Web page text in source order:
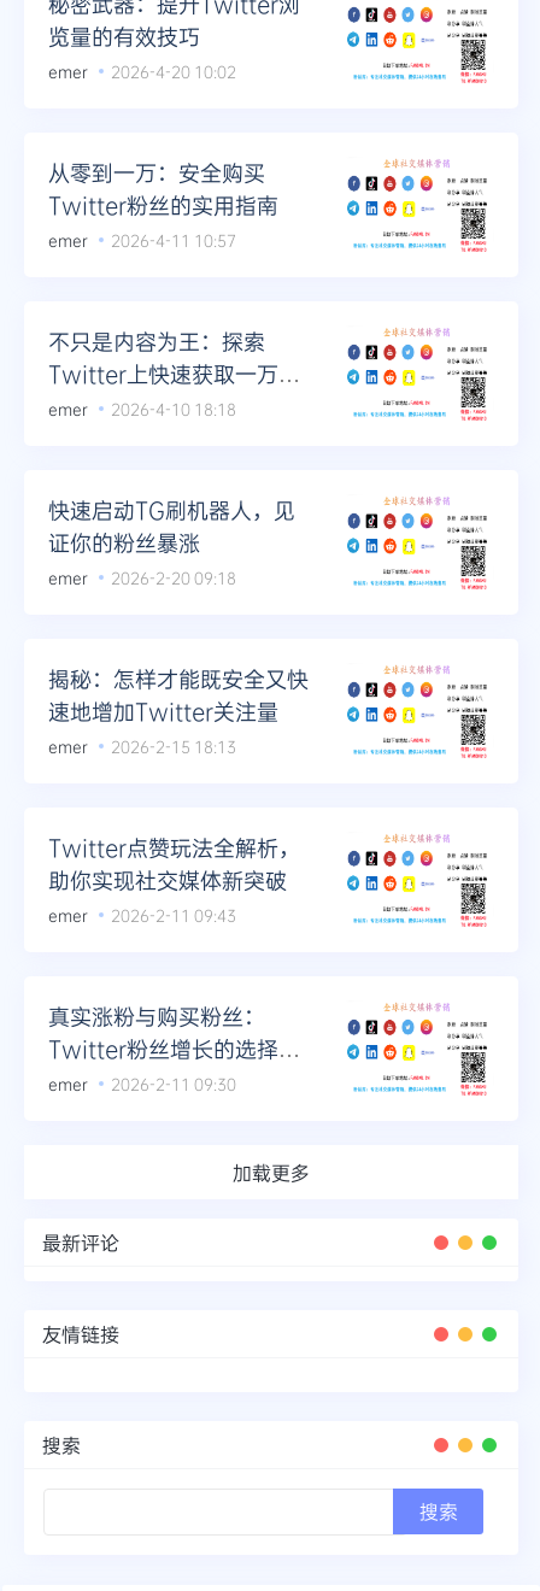
览量的有效技巧
emer 2026-4-20 10:02
从零到一万：安全购买
Twitter粉丝的实用指南
emer 2026-4-11 10:57
不只是内容为王：探索
Twitter上快速获取一万粉
丝的新途径
emer 2026-4-10 18:18
快速启动TG刷机器人，见
证你的粉丝暴涨
emer 2026-2-20 09:18
揭秘：怎样才能既安全又快
速地增加Twitter关注量
emer 2026-2-15 18:13
Twitter点赞玩法全解析，
助你实现社交媒体新突破
emer 2026-2-11 09:43
真实涨粉与购买粉丝：
Twitter粉丝增长的选择难
题
emer 2026-2-11 09:30
加载更多
最新评论
友情链接
搜索